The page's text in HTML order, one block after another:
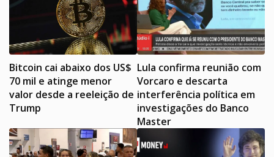
Bitcoin cai abaixo dos US$
70 mil e atinge menor
valor desde a reeleição de
Trump
Lula confirma reunião com
Vorcaro e descarta
interferência política em
investigações do Banco
Master